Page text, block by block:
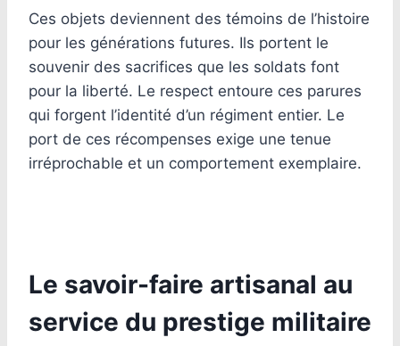
Ces objets deviennent des témoins de l’histoire
pour les générations futures. Ils portent le
souvenir des sacrifices que les soldats font
pour la liberté. Le respect entoure ces parures
qui forgent l’identité d’un régiment entier. Le
port de ces récompenses exige une tenue
irréprochable et un comportement exemplaire.
Le savoir-faire artisanal au
service du prestige militaire